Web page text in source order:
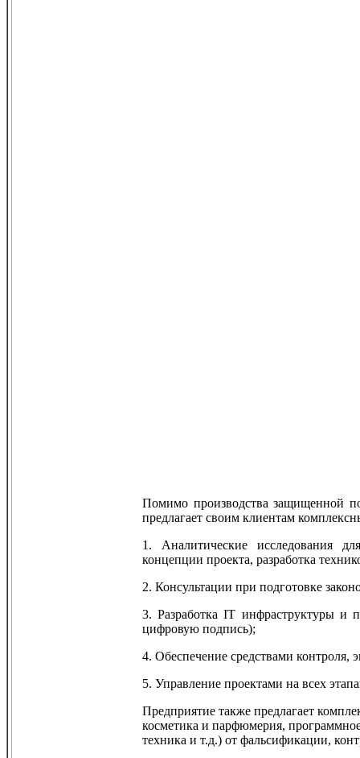
Помимо производства защищенной
предлагает своим клиентам
1. Аналитические исследования
концепции проекта, разработка
2. Консультации при подготовке
3. Разработка ІТ инфраструктуры и
цифровую подпись);
4. Обеспечение средствами контроля,
5. Управление проектами на всех
Предприятие также предлагает
косметика и парфюмерия,
техника и т.д.) от фальсификации,